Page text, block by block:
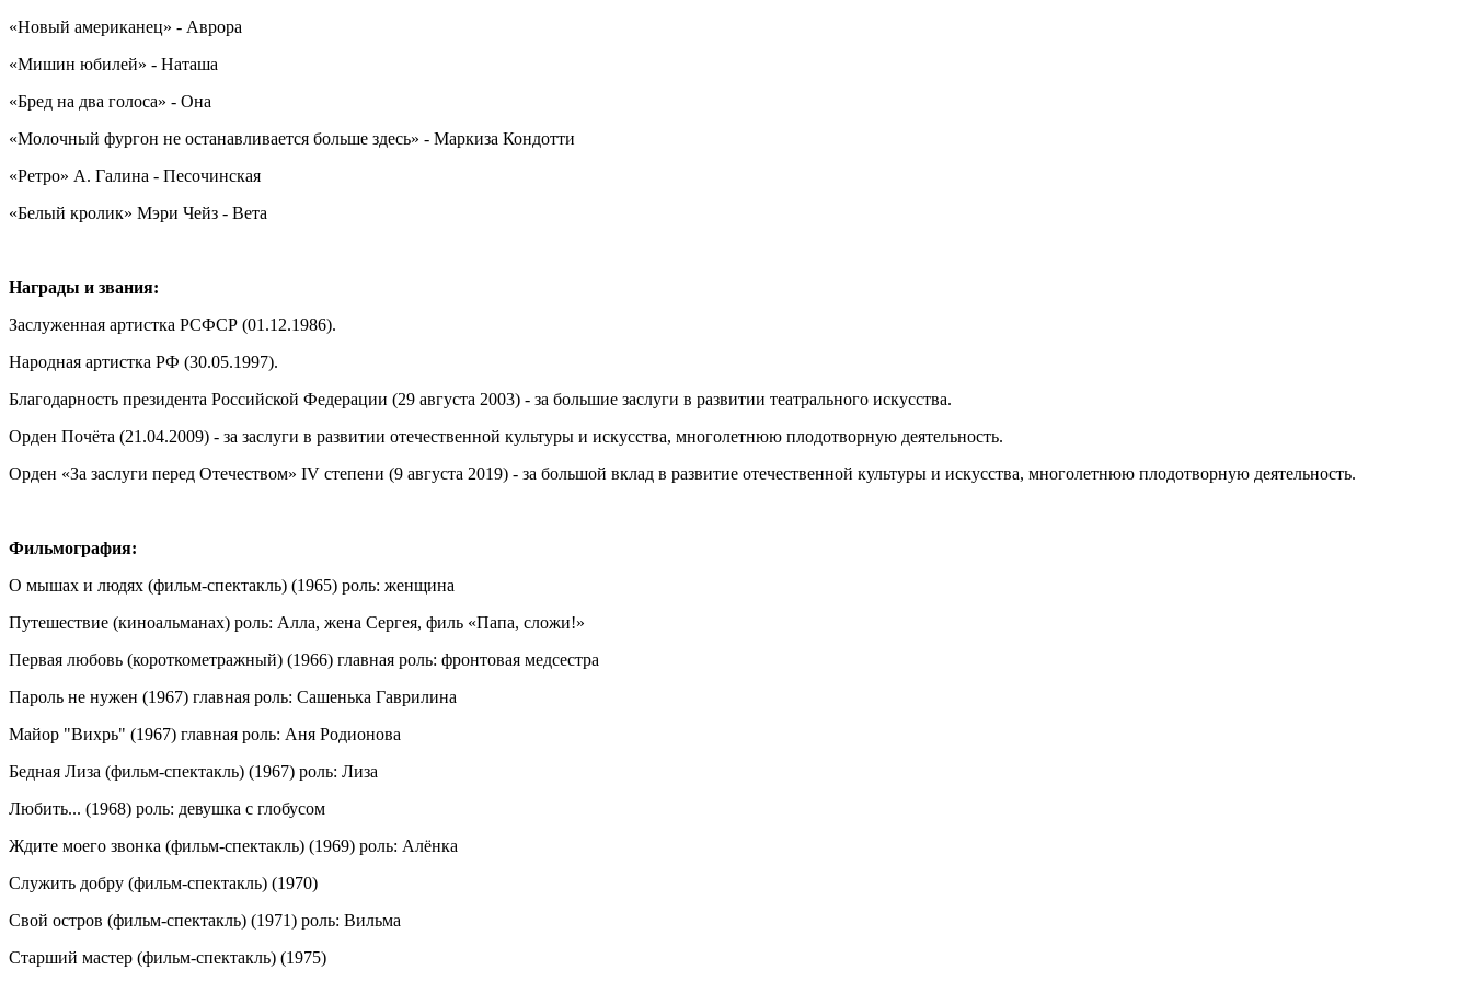
«Новый американец» - Аврора
«Мишин юбилей» - Наташа
«Бред на два голоса» - Она
«Молочный фургон не останавливается больше здесь» - Маркиза Кондотти
«Ретро» А. Галина - Песочинская
«Белый кролик» Мэри Чейз - Вета
Награды и звания:
Заслуженная артистка РСФСР (01.12.1986).
Народная артистка РФ (30.05.1997).
Благодарность президента Российской Федерации (29 августа 2003) - за большие заслуги в развитии театрального искусства.
Орден Почёта (21.04.2009) - за заслуги в развитии отечественной культуры и искусства, многолетнюю плодотворную деятельность.
Орден «За заслуги перед Отечеством» IV степени (9 августа 2019) - за большой вклад в развитие отечественной культуры и искусства, многолетнюю плодотворную деятельность.
Фильмография:
О мышах и людях (фильм-спектакль) (1965) роль: женщина
Путешествие (киноальманах) роль: Алла, жена Сергея, филь «Папа, сложи!»
Первая любовь (короткометражный) (1966) главная роль: фронтовая медсестра
Пароль не нужен (1967) главная роль: Сашенька Гаврилина
Майор "Вихрь" (1967) главная роль: Аня Родионова
Бедная Лиза (фильм-спектакль) (1967) роль: Лиза
Любить... (1968) роль: девушка с глобусом
Ждите моего звонка (фильм-спектакль) (1969) роль: Алёнка
Служить добру (фильм-спектакль) (1970)
Свой остров (фильм-спектакль) (1971) роль: Вильма
Старший мастер (фильм-спектакль) (1975)